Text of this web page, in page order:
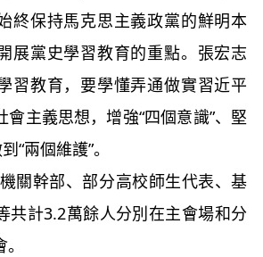
終保持馬克思主義政黨的鮮明本
展黨史學習教育的重點。張宏志
習教育，要學懂弄通做實習近平
主義思想，增強“四個意識”、堅
“兩個維護”。
幹部、部分高校師生代表、基
共計3.2萬餘人分別在主會場和分